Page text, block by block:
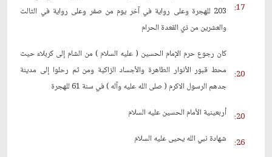
203 للهجرة وعلى رواية في آخر يوم من صفر وعلى رواية في الثالث
والعشرين من ذي القعدة الحرام
17:
كان رجوع حرم الإمام الحسين ( عليه السلام ) من الشام إلى كربلاء حيث
محط قبور الأنوار الطاهرة والأجساد الزاكية ومن ثم رحلوا إلى مدينة
جدهم الرسول الاكرم ( صلى الله عليه وآله ) في سنة 61 للهجرة
20:
أربعينية الأمام الحسين عليه السلام
20:
شهادة نبي الله يحيى عليه السلام
26: